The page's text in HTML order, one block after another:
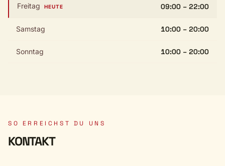
Freitag HEUTE 09:00 – 22:00
Samstag 10:00 – 20:00
Sonntag 10:00 – 20:00
SO ERREICHST DU UNS
KONTAKT